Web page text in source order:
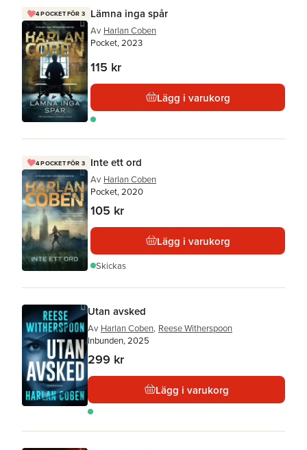
4 POCKET FÖR 3 Lämna inga spår
Av Harlan Coben
Pocket, 2023
115 kr
Lägg i varukorg
4 POCKET FÖR 3 Inte ett ord
Av Harlan Coben
Pocket, 2020
105 kr
Lägg i varukorg
Skickas
Utan avsked
Av Harlan Coben, Reese Witherspoon
Inbunden, 2025
299 kr
Lägg i varukorg